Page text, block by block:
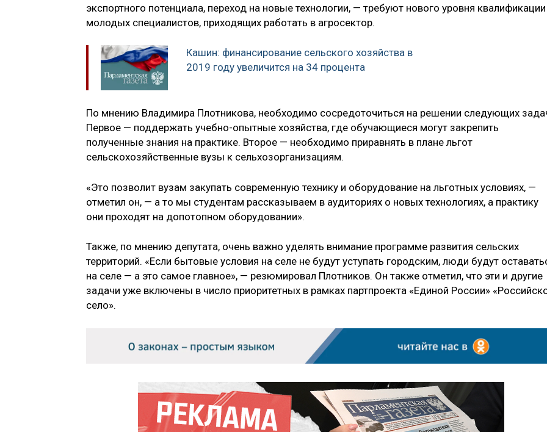
экспортного потенциала, переход на новые технологии, — требуют нового уровня квалификации
молодых специалистов, приходящих работать в агросектор.
Кашин: финансирование сельского хозяйства в
2019 году увеличится на 34 процента
По мнению Владимира Плотникова, необходимо сосредоточиться на решении следующих
Первое — поддержать учебно-опытные хозяйства, где обучающиеся могут закрепить
полученные знания на практике. Второе — необходимо приравнять в плане льгот
сельскохозяйственные вузы к сельхозорганизациям.
«Это позволит вузам закупать современную технику и оборудование на льготных условиях, —
отметил он, — а то мы студентам рассказываем в аудиториях о новых технологиях, а практику
они проходят на допотопном оборудовании».
Также, по мнению депутата, очень важно уделять внимание программе развития сельских
территорий. «Если бытовые условия на селе не будут уступать городским, люди будут
на селе — а это самое главное», — резюмировал Плотников. Он также отметил, что эти и другие
задачи уже включены в число приоритетных в рамках партпроекта «Единой России»
село».